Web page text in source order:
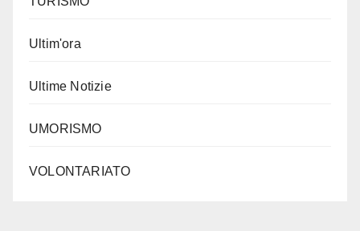
Ultim'ora
Ultime Notizie
UMORISMO
VOLONTARIATO